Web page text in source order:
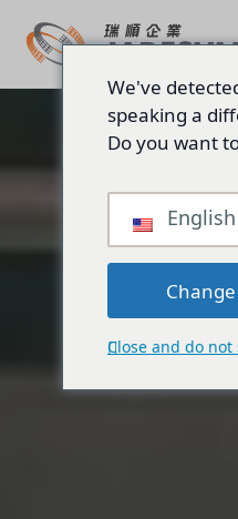
We've
speaking a
Do you want
English
Close and do